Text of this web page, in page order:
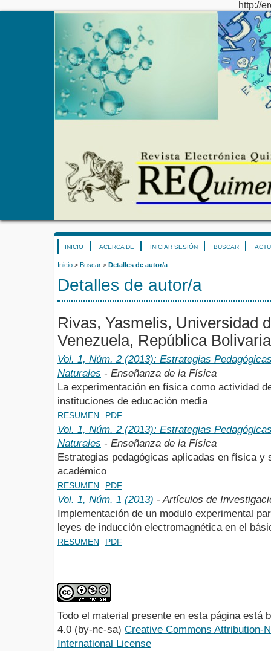
http://
INICIO ACERCA DE INICIAR SESIÓN BUSCAR
Inicio > Buscar > Detalles de autor/a
Detalles de autor/a
Rivas, Yasmelis, Universidad
Venezuela, República
Vol. 1, Núm. 2 (2013): Estrategias
Naturales - Enseñanza de la Física
La experimentación en física como actividad
instituciones de educación media
RESUMEN PDF
Vol. 1, Núm. 2 (2013): Estrategias
Naturales - Enseñanza de la Física
Estrategias pedagógicas aplicadas en física y
académico
RESUMEN PDF
Vol. 1, Núm. 1 (2013) - Artículos de
Implementación de un modulo experimental
leyes de inducción electromagnética en el
RESUMEN PDF
Todo el material presente en esta página está
4.0 (by-nc-sa) Creative Commons Attribution-
International License